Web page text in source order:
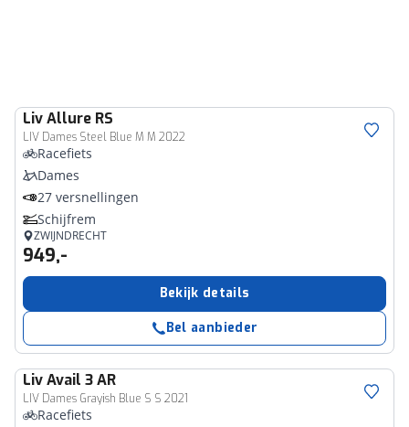
LivAllure RS
LIV Dames Steel Blue M M 2022
Racefiets
Dames
27 versnellingen
Schijfrem
ZWIJNDRECHT
949,-
Bekijk details
Bel aanbieder
LivAvail 3 AR
LIV Dames Grayish Blue S S 2021
Racefiets